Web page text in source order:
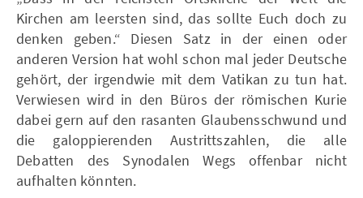
Kirchen am leersten sind, das sollte Euch doch zu
denken geben.“ Diesen Satz in der einen oder
anderen Version hat wohl schon mal jeder Deutsche
gehört, der irgendwie mit dem Vatikan zu tun hat.
Verwiesen wird in den Büros der römischen Kurie
dabei gern auf den rasanten Glaubensschwund und
die galoppierenden Austrittszahlen, die alle
Debatten des Synodalen Wegs offenbar nicht
aufhalten könnten.